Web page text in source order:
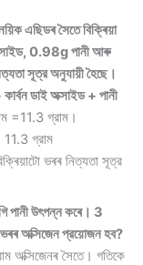
এছিডৰ সৈতে বিক্ৰিয়া
0.98g পানী আৰু
সূত্র অনুযায়ী হৈছে।
ডাই অক্সাইড + পানী
=11.3 গ্রাম।
গ্রাম
ভৰৰ নিত্যতা সূত্র
পানী উৎপন্ন কৰে। 3
ভৰৰ অক্সিজেন প্রয়োজন হব?
অক্সিজেনৰ সৈতে। গতিকে